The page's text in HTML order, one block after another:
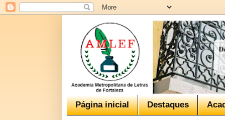
Página inicial Destaques